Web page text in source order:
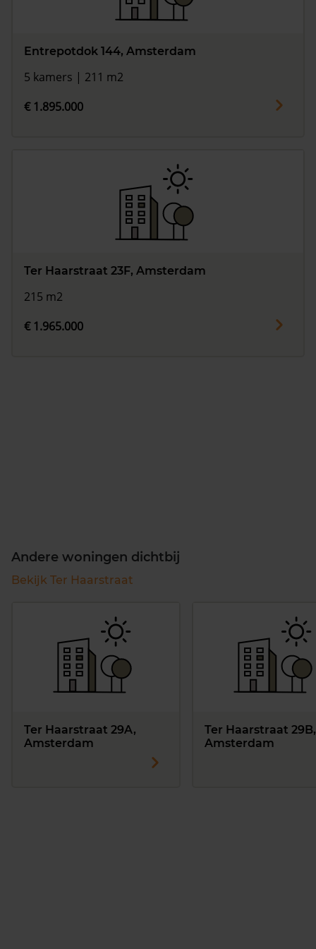
Entrepotdok 144, Amsterdam
5 kamers | 211 m2
€ 1.895.000
Ter Haarstraat 23F, Amsterdam
215 m2
€ 1.965.000
Andere woningen dichtbij
Bekijk Ter Haarstraat
Ter Haarstraat 29A,
Amsterdam
Ter Haarstraat 29B,
Amsterdam